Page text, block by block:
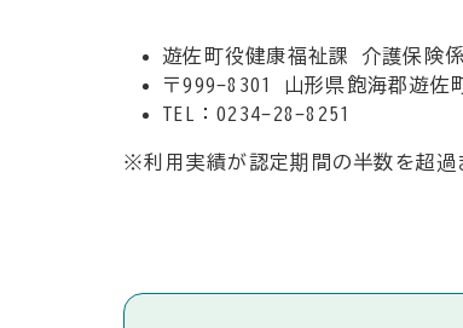
遊佐町役健康福祉課 介護保険係
〒999-8301 山形県飽海郡遊佐
TEL：0234-28-8251
※利用実績が認定期間の半数を超過